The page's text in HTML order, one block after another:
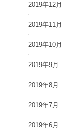
2019年12月
2019年11月
2019年10月
2019年9月
2019年8月
2019年7月
2019年6月